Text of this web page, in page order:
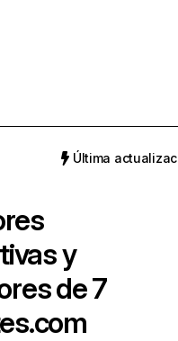
Última
y
de 7